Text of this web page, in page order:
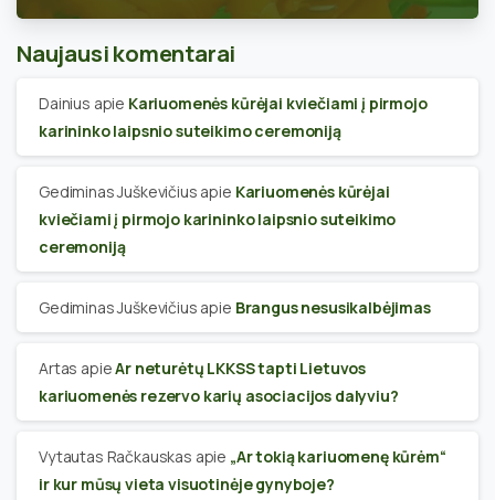
Naujausi komentarai
Dainius apie Kariuomenės kūrėjai kviečiami į pirmojo
karininko laipsnio suteikimo ceremoniją
Gediminas Juškevičius apie Kariuomenės kūrėjai
kviečiami į pirmojo karininko laipsnio suteikimo
ceremoniją
Gediminas Juškevičius apie Brangus nesusikalbėjimas
Artas apieAr neturėtų LKKSS tapti Lietuvos
kariuomenės rezervo karių asociacijos dalyviu?
Vytautas Račkauskas apie „Ar tokią kariuomenę kūrėm“
ir kur mūsų vieta visuotinėje gynyboje?